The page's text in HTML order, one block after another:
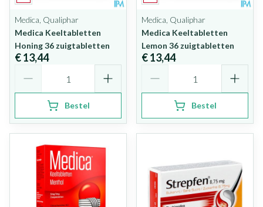
Medica, Qualiphar
Medica Keeltabletten
Honing 36 zuigtabletten
€ 13,44
Bestel
Medica, Qualiphar
Medica Keeltabletten
Lemon 36 zuigtabletten
€ 13,44
Bestel